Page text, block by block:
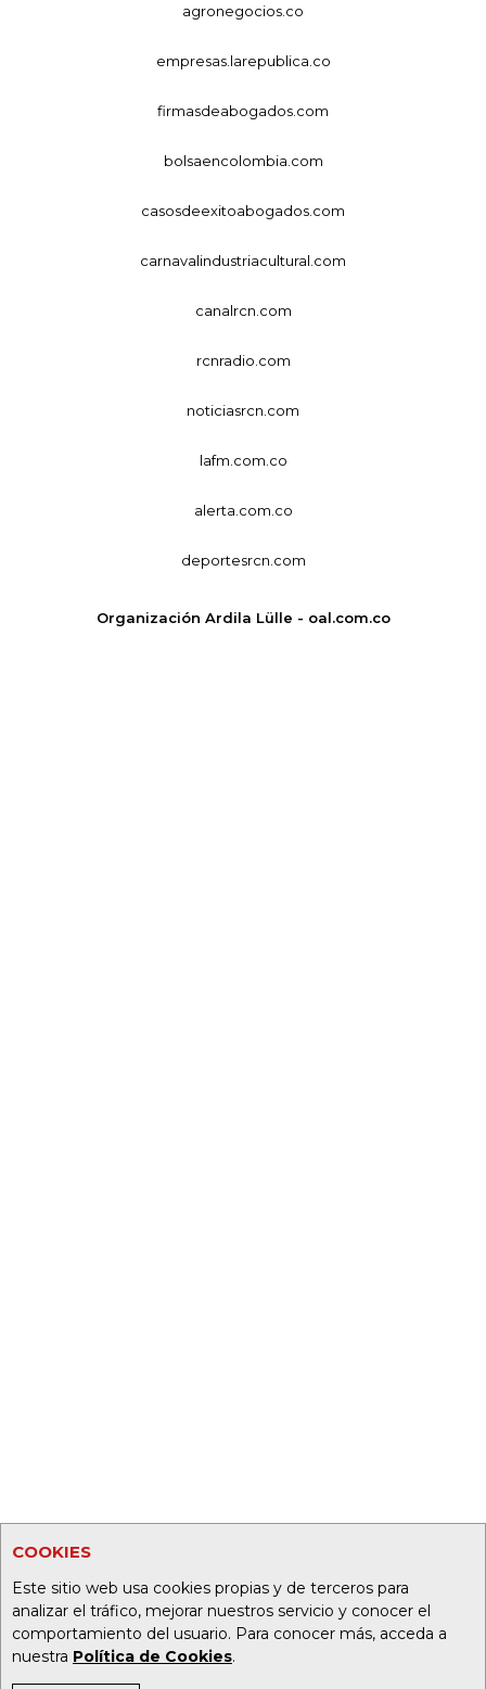
COOKIES
Este sitio web usa cookies propias y de terceros para
analizar el tráfico, mejorar nuestros servicio y conocer el
comportamiento del usuario. Para conocer más, acceda a
nuestra Política de Cookies.
agronegocios.co
empresas.larepublica.co
firmasdeabogados.com
bolsaencolombia.com
casosdeexitoabogados.com
carnavalindustriacultural.com
canalrcn.com
rcnradio.com
noticiasrcn.com
lafm.com.co
alerta.com.co
deportesrcn.com
Organización Ardila Lülle - oal.com.co